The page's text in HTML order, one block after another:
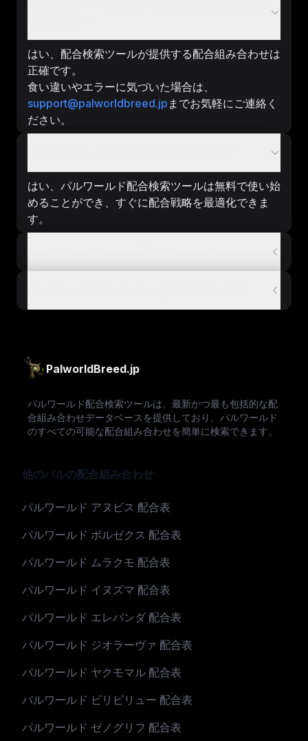
はい、配合検索ツールが提供する配合組み合わせは
正確です。
食い違いやエラーに気づいた場合は、
support@palworldbreed.jp までお気軽にご連絡く
ださい。
はい、パルワールド配合検索ツールは無料で使い始
めることができ、すぐに配合戦略を最適化できま
す。
PalworldBreed.jp
パルワールド配合検索ツールは、最新かつ最も包括的な配
合組み合わせデータベースを提供しており、パルワールド
のすべての可能な配合組み合わせを簡単に検索できます。
他のパルの配合組み合わせ
パルワールド アヌビス 配合表
パルワールド ボルゼクス 配合表
パルワールド ムラクモ 配合表
パルワールド イヌズマ 配合表
パルワールド エレパンダ 配合表
パルワールド ジオラーヴァ 配合表
パルワールド ヤクモマル 配合表
パルワールド ビリビリュー 配合表
パルワールド ゼノグリフ 配合表